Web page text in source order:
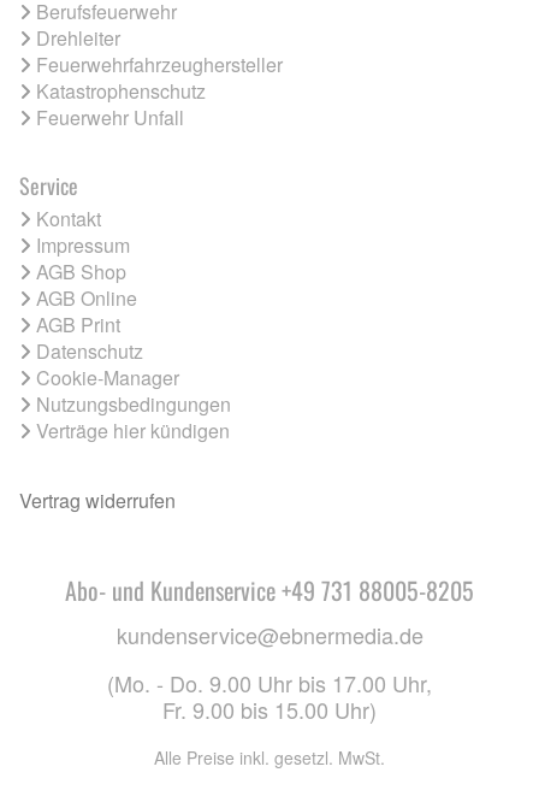
Berufsfeuerwehr
Drehleiter
Feuerwehrfahrzeughersteller
Katastrophenschutz
Feuerwehr Unfall
Service
Kontakt
Impressum
AGB Shop
AGB Online
AGB Print
Datenschutz
Cookie-Manager
Nutzungsbedingungen
Verträge hier kündigen
Vertrag widerrufen
Abo- und Kundenservice +49 731 88005-8205
kundenservice@ebnermedia.de
(Mo. - Do. 9.00 Uhr bis 17.00 Uhr,
Fr. 9.00 bis 15.00 Uhr)
Alle Preise inkl. gesetzl. MwSt.